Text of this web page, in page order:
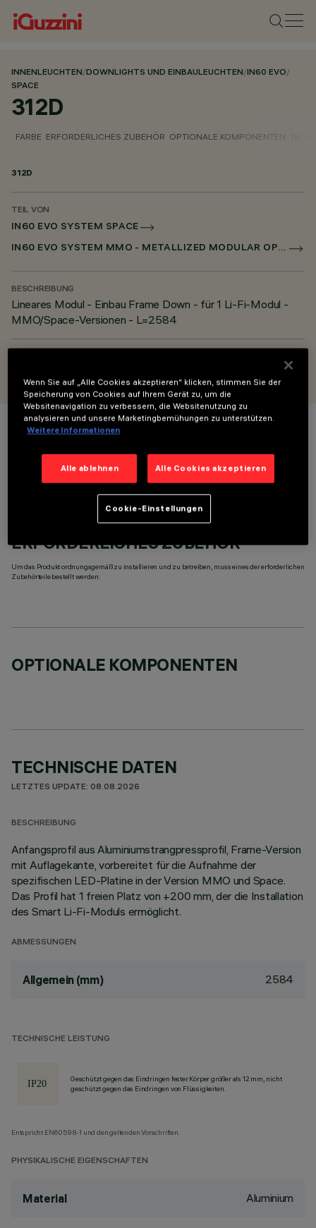
INNENLEUCHTEN/DOWNLIGHTS UND EINBAULEUCHTEN/IN60 EVO/
SPACE
312D
FARBE ERFORDERLICHES ZUBEHÖR OPTIONALE KOMPONENTEN
312D
TEIL VON
IN60 EVO SYSTEM SPACE
IN60 EVO SYSTEM MMO - METALLIZED MODULAR OPTIC
BESCHREIBUNG
Lineares Modul - Einbau Frame Down - für 1 Li-Fi-Modul -
MMO/Space-Versionen - L=2584
FARBE
ERFORDERLICHES ZUBEHÖR
Um das Produkt ordnungsgemäß zu installieren und zu betreiben, muss eines der erforderlichen
Zubehörteile bestellt werden:
OPTIONALE KOMPONENTEN
TECHNISCHE DATEN
LETZTES UPDATE: 08.08.2026
BESCHREIBUNG
Anfangsprofil aus Aluminiumstrangpressprofil, Frame-Version
mit Auflagekante, vorbereitet für die Aufnahme der
spezifischen LED-Platine in der Version MMO und Space.
Das Profil hat 1 freien Platz von +200 mm, der die Installation
des Smart Li-Fi-Moduls ermöglicht.
ABMESSUNGEN
Allgemein (mm) 2584
TECHNISCHE LEISTUNG
Geschützt gegen das Eindringen fester Körper größer als 12 mm, nicht
geschützt gegen das Eindringen von Flüssigkeiten.
Entspricht EN60598-1 und den geltenden Vorschriften.
PHYSIKALISCHE EIGENSCHAFTEN
Material Aluminium
Wenn Sie auf „Alle Cookies akzeptieren“ klicken, stimmen Sie der
Speicherung von Cookies auf Ihrem Gerät zu, um die
Websitenavigation zu verbessern, die Websitenutzung zu
analysieren und unsere Marketingbemühungen zu unterstützen.
Weitere Informationen
Alle ablehnen Alle Cookies akzeptieren
Cookie-Einstellungen